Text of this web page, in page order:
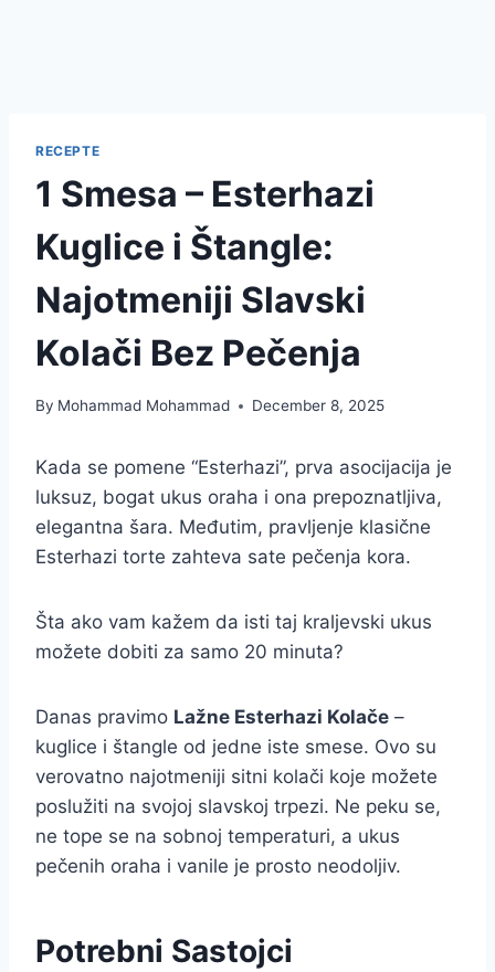
RECEPTE
1 Smesa – Esterhazi
Kuglice i Štangle:
Najotmeniji Slavski
Kolači Bez Pečenja
By Mohammad Mohammad December 8, 2025
Kada se pomene “Esterhazi”, prva asocijacija je
luksuz, bogat ukus oraha i ona prepoznatljiva,
elegantna šara. Međutim, pravljenje klasične
Esterhazi torte zahteva sate pečenja kora.
Šta ako vam kažem da isti taj kraljevski ukus
možete dobiti za samo 20 minuta?
Danas pravimo Lažne Esterhazi Kolače –
kuglice i štangle od jedne iste smese. Ovo su
verovatno najotmeniji sitni kolači koje možete
poslužiti na svojoj slavskoj trpezi. Ne peku se,
ne tope se na sobnoj temperaturi, a ukus
pečenih oraha i vanile je prosto neodoljiv.
Potrebni Sastojci